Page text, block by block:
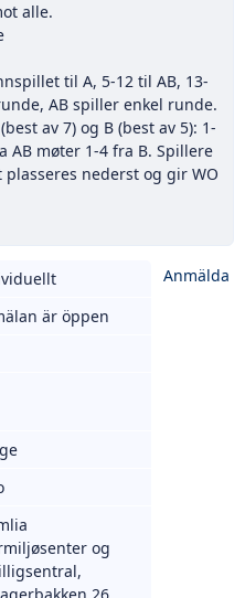
alle.
til A, 5-12 til AB, 13-
AB spiller enkel runde.
av 7) og B (best av 5): 1-
AB møter 1-4 fra B. Spillere
nederst og gir WO
Anmälda
är öppen
og